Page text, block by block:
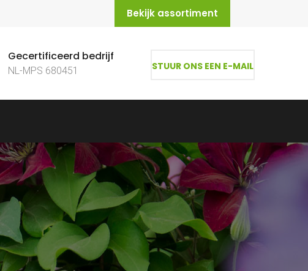
Bekijk assortiment
Gecertificeerd bedrijf
NL-MPS 680451 STUUR ONS EEN E-MAIL